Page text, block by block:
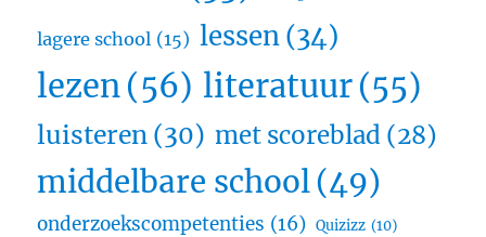
lagere school (15) lessen(34)
lezen(56) literatuur(55)
luisteren (30) met scoreblad (28)
middelbare school(49)
onderzoekscompetenties (16) Quizizz (10)